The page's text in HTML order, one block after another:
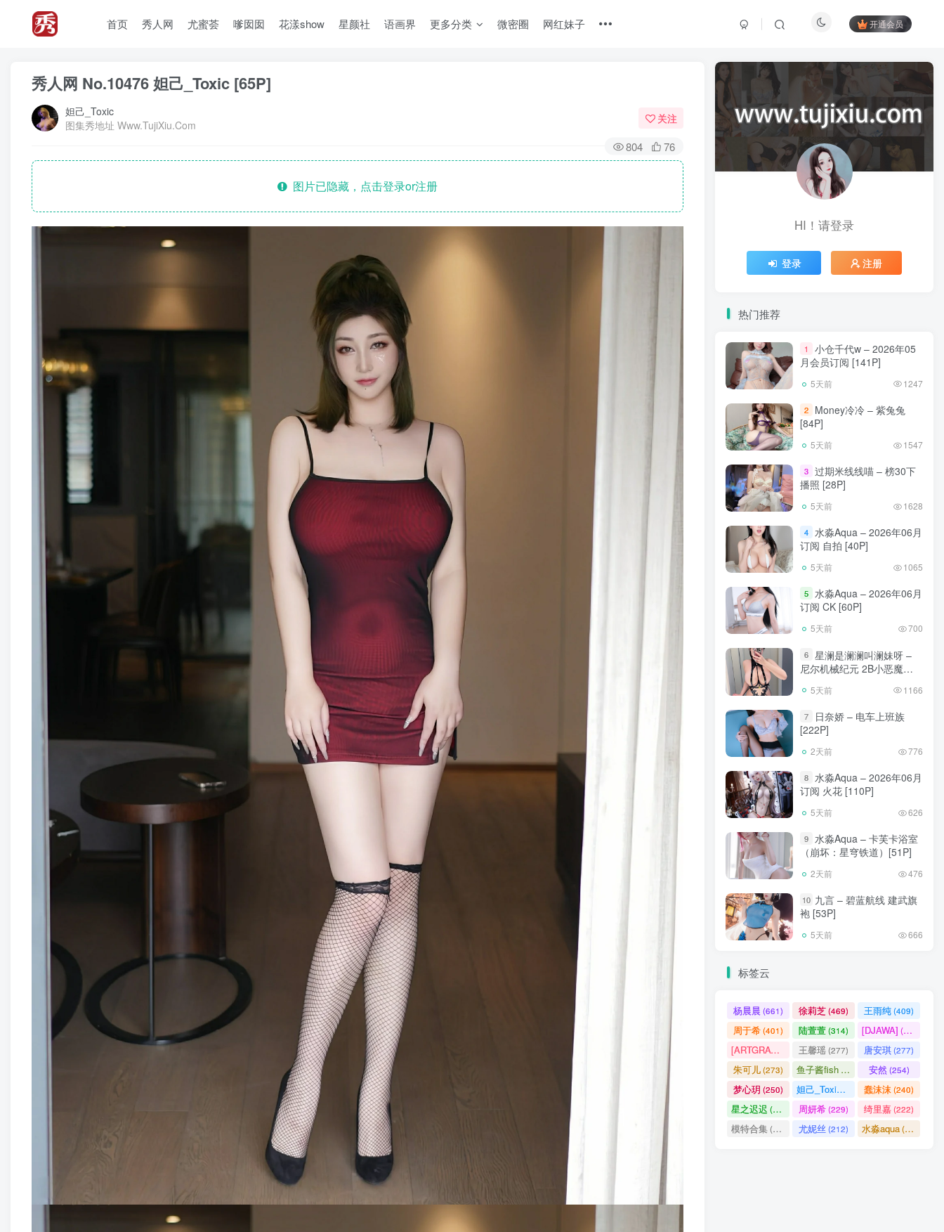
首页 秀人网 尤蜜荟 嗲囡囡 花漾show 星颜社 语画界 更多分类 微密圈 网红妹子 开通会员
秀人网 No.10476 妲己_Toxic [65P]
妲己_Toxic
图集秀地址 Www.TujiXiu.Com
关注
804 76
图片已隐藏，点击登录or注册
HI！请登录
登录 注册
热门推荐
1
小仓千代w – 2026年05
月会员订阅 [141P]
5天前 1247
2
Money冷冷 – 紫兔兔
[84P]
5天前 1547
3 过期米线线喵 – 榜30下
播照 [28P]
5天前 1628
4 水淼Aqua – 2026年06月
订阅 自拍 [40P]
5天前 1065
5 水淼Aqua – 2026年06月
订阅 CK [60P]
5天前 700
6 星澜是澜澜叫澜妹呀 –
尼尔机械纪元 2B小恶魔
5天前 1166
7
日奈娇 – 电车上班族
[222P]
2天前 776
8
水淼Aqua – 2026年06月
订阅 火花 [110P]
5天前 626
9 水淼Aqua – 卡芙卡浴室
（崩坏：星穹铁道）[51P]
2天前 476
10 九言 – 碧蓝航线 建武旗
袍 [53P]
5天前 666
标签云
杨晨晨 (661) 徐莉芝(469) 王雨纯(409)
周于希(401) 陆萱萱(314) [DJAWA] (290)
[ARTGRAVIA] (290)
王馨瑶(277) 唐安琪(277)
朱可儿(273) 鱼子酱fish 安然(254)
梦心玥 (250) 妲己_Toxic(247)蠢沫沫(240)
星之迟迟 (238) 周妍希(229) 绮里嘉(222)
模特合集(218) 尤妮丝 (212) 水淼aqua(172)